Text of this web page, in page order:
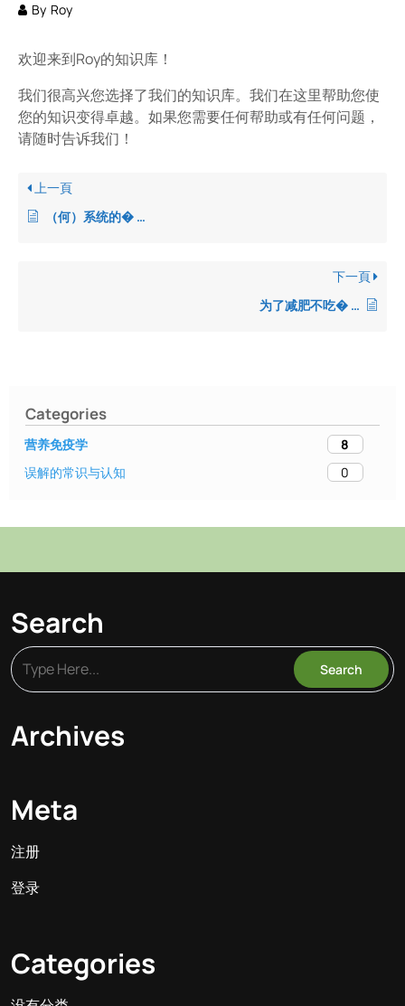
Categories
营养免疫学
8
误解的常识与认知
0
By Roy
欢迎来到Roy的知识库！
我们很高兴您选择了我们的知识库。我们在这里帮助您使
您的知识变得卓越。如果您需要任何帮助或有任何问题，
请随时告诉我们！
上一頁
（何）系统的� …
下一頁
为了减肥不吃� …
Search
Archives
Meta
注册
登录
Categories